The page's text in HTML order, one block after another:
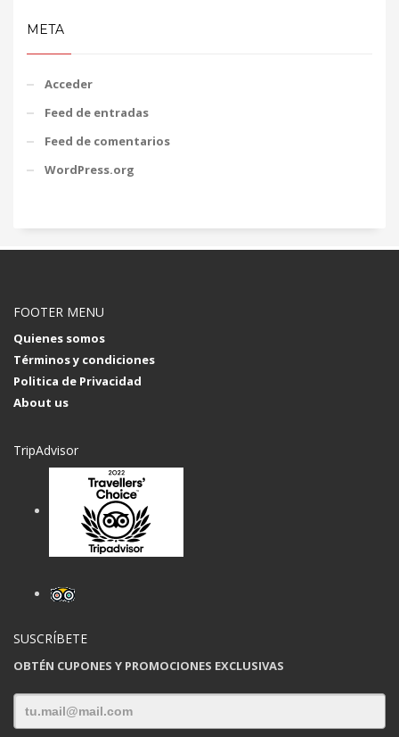
META
Acceder
Feed de entradas
Feed de comentarios
WordPress.org
FOOTER MENU
Quienes somos
Términos y condiciones
Politica de Privacidad
About us
TripAdvisor
SUSCRÍBETE
OBTÉN CUPONES Y PROMOCIONES EXCLUSIVAS